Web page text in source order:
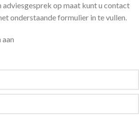
adviesgesprek op maat kunt u contact
onderstaande formulier in te vullen.